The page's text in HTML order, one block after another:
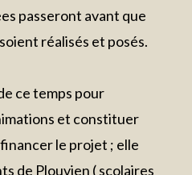
passeront avant que
réalisés et posés.
ce temps pour
et constituer
le projet ; elle
de Plouvien ( scolaires